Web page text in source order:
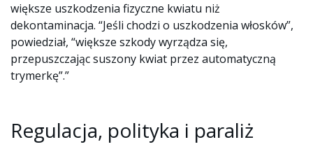
większe uszkodzenia fizyczne kwiatu niż
dekontaminacja. “Jeśli chodzi o uszkodzenia włosków”,
powiedział, “większe szkody wyrządza się,
przepuszczając suszony kwiat przez automatyczną
trymerkę”.”
Regulacja, polityka i paraliż